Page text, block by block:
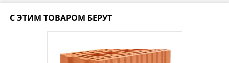
С ЭТИМ ТОВАРОМ БЕРУТ